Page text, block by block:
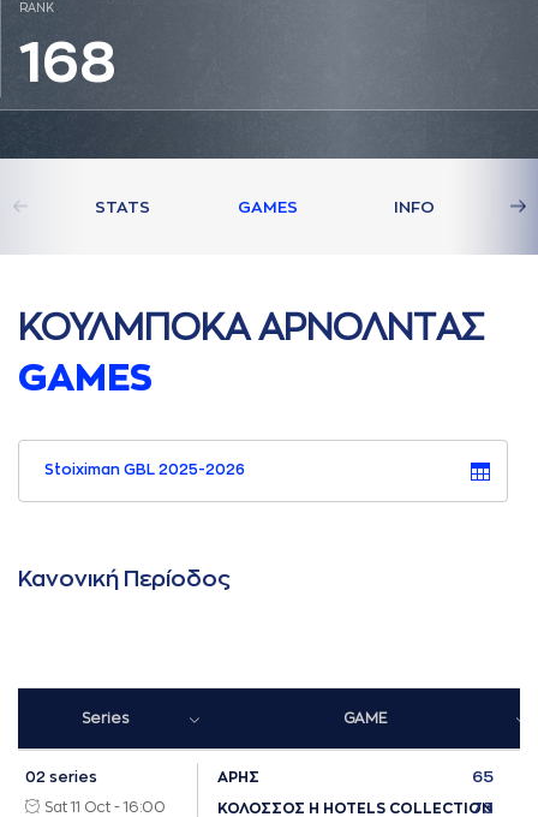
RANK
168
STATS GAMES INFO
ΚΟΥΛΜΠΟΚA AΡΝΟΛΝΤAΣ
GAMES
Stoiximan GBL 2025-2026
Κανονική Περίοδος
Series GAME
02 series
Sat 11 Oct - 16:00
ΑΡΗΣ 65
ΚΟΛΟΣΣΟΣ H HOTELS COLLECTION
73